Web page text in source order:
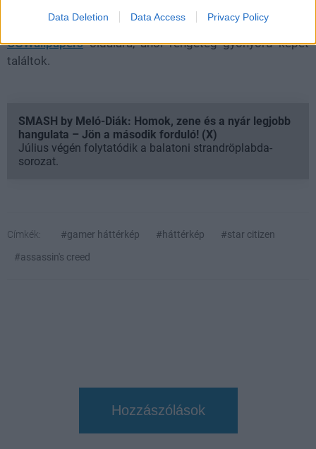
Data Deletion Data Access Privacy Policy
Ha további képeket akartok, ráadásul nem csak gamer
témában, akkor érdemes felnézni a megújult
CGWallpapersoldalára, ahol rengeteg gyönyörű képet
találtok.
SMASH by Meló-Diák: Homok, zene és a nyár legjobb
hangulata – Jön a második forduló! (X)
Július végén folytatódik a balatoni strandröplabda-
sorozat.
Címkék: #gamer háttérkép #háttérkép
#star citizen
#assassin's creed
Hozzászólások